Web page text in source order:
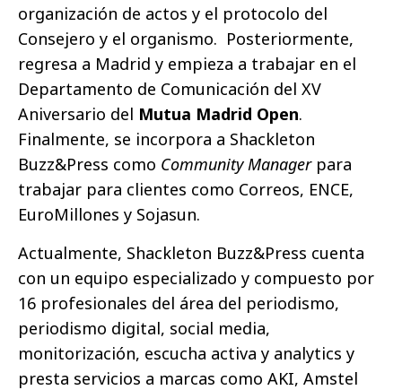
organización de actos y el protocolo del
Consejero y el organismo. Posteriormente,
regresa a Madrid y empieza a trabajar en el
Departamento de Comunicación del XV
Aniversario del Mutua Madrid Open.
Finalmente, se incorpora a Shackleton
Buzz&Press como Community Managerpara
trabajar para clientes como Correos, ENCE,
EuroMillones y Sojasun.
Actualmente, Shackleton Buzz&Press cuenta
con un equipo especializado y compuesto por
16 profesionales del área del periodismo,
periodismo digital, social media,
monitorización, escucha activa y analytics y
presta servicios a marcas como AKI, Amstel